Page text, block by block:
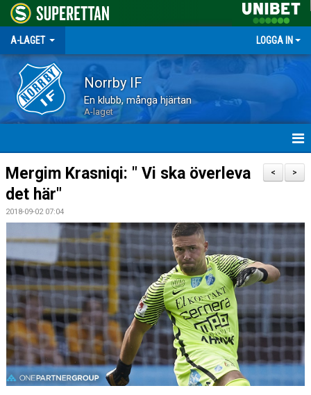
A-LAGET LOGGA IN
Norrby IF
En klubb, många hjärtan
A-laget
HEM
NYHETER
MATCHER
TRUPPEN
KALENDER
DOKUMENT
BILDARKIV
BILDER 2025
>
<
Mergim Krasniqi: " Vi ska överleva
det här"
2018-09-02 07:04